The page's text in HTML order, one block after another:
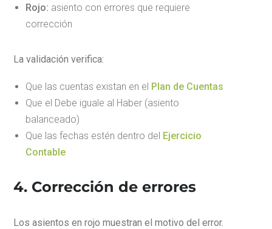
Rojo: asiento con errores que requiere
corrección
La validación verifica:
Que las cuentas existan en el Plan de Cuentas
Que el Debe iguale al Haber (asiento
balanceado)
Que las fechas estén dentro del Ejercicio
Contable
4. Corrección de errores
Los asientos en rojo muestran el motivo del error.